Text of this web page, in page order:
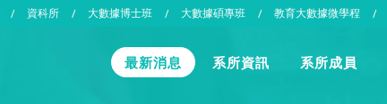
/ 資科所 / 大數據博士班 / 大數據碩專班 / 教育大數據微學程 /
最新消息 系所資訊 系所成員